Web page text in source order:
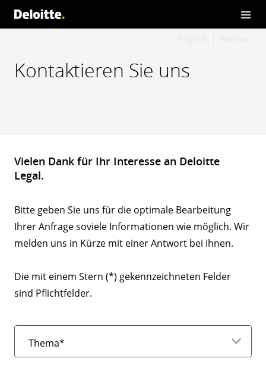
Kontaktieren Sie uns
Vielen Dank für Ihr Interesse an Deloitte
Legal.
Bitte geben Sie uns für die optimale Bearbeitung
Ihrer Anfrage soviele Informationen wie möglich. Wir
melden uns in Kürze mit einer Antwort bei Ihnen.
Die mit einem Stern (*) gekennzeichneten Felder
sind Pflichtfelder.
Thema*